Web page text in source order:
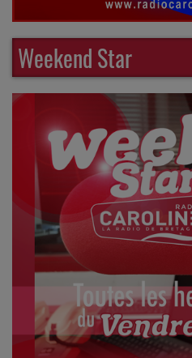
Weekend Star